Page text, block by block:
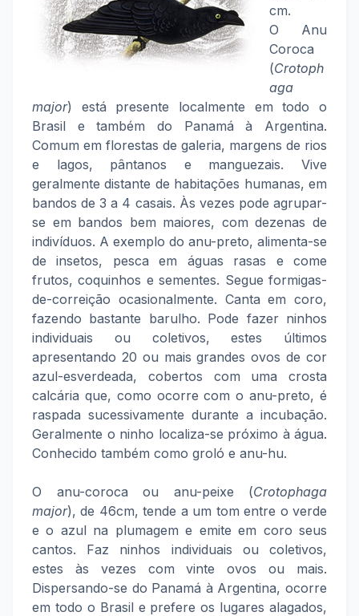
cm.
O Anu
Coroca
(Crotoph
aga
major) está presente localmente em todo o
Brasil e também do Panamá à Argentina.
Comum em florestas de galeria, margens de rios
e lagos, pântanos e manguezais. Vive
geralmente distante de habitações humanas, em
bandos de 3 a 4 casais. Às vezes pode agrupar-
se em bandos bem maiores, com dezenas de
indivíduos. A exemplo do anu-preto, alimenta-se
de insetos, pesca em águas rasas e come
frutos, coquinhos e sementes. Segue formigas-
de-correição ocasionalmente. Canta em coro,
fazendo bastante barulho. Pode fazer ninhos
individuais ou coletivos, estes últimos
apresentando 20 ou mais grandes ovos de cor
azul-esverdeada, cobertos com uma crosta
calcária que, como ocorre com o anu-preto, é
raspada sucessivamente durante a incubação.
Geralmente o ninho localiza-se próximo à água.
Conhecido também como groló e anu-hu.
O anu-coroca ou anu-peixe (Crotophaga
major), de 46cm, tende a um tom entre o verde
e o azul na plumagem e emite em coro seus
cantos. Faz ninhos individuais ou coletivos,
estes às vezes com vinte ovos ou mais.
Dispersando-se do Panamá à Argentina, ocorre
em todo o Brasil e prefere os lugares alagados,